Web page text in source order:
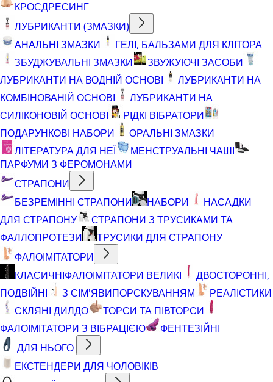
КРОСДРЕСИНГ
ЛУБРИКАНТИ (ЗМАЗКИ)
АНАЛЬНІ ЗМАЗКИ
ГЕЛІ, БАЛЬЗАМИ ДЛЯ КЛІТОРА
ЗБУДЖУВАЛЬНІ ЗМАЗКИ
ЗВУЖУЮЧІ ЗАСОБИ
ЛУБРИКАНТИ НА ВОДНІЙ ОСНОВІ
ЛУБРИКАНТИ НА
КОМБІНОВАНІЙ ОСНОВІ
ЛУБРИКАНТИ НА
СИЛІКОНОВІЙ ОСНОВІ
РІДКІ ВІБРАТОРИ
ПОДАРУНКОВІ НАБОРИ
ОРАЛЬНІ ЗМАЗКИ
ЛІТЕРАТУРА ДЛЯ НЕЇ
МЕНСТРУАЛЬНІ ЧАШІ
ПАРФУМИ З ФЕРОМОНАМИ
СТРАПОНИ
БЕЗРЕМІННІ СТРАПОНИ
НАБОРИ
НАСАДКИ
ДЛЯ СТРАПОНУ
СТРАПОНИ З ТРУСИКАМИ ТА
ФАЛЛОПРОТЕЗИ
ТРУСИКИ ДЛЯ СТРАПОНУ
ФАЛОІМІТАТОРИ
КЛАСИЧНІФАЛОІМІТАТОРИ ВЕЛИКІ
ДВОСТОРОННІ,
ПОДВІЙНІ
З СІМ'ЯВИПОРСКУВАННЯМ
РЕАЛІСТИКИ
СКЛЯНІ ДИЛДО
ТОРСИ ТА ПІВТОРСИ
ФАЛОІМІТАТОРИ З ВІБРАЦІЄЮ
ФЕНТЕЗІЙНІ
ДЛЯ НЬОГО
ЕКСТЕНДЕРИ ДЛЯ ЧОЛОВІКІВ